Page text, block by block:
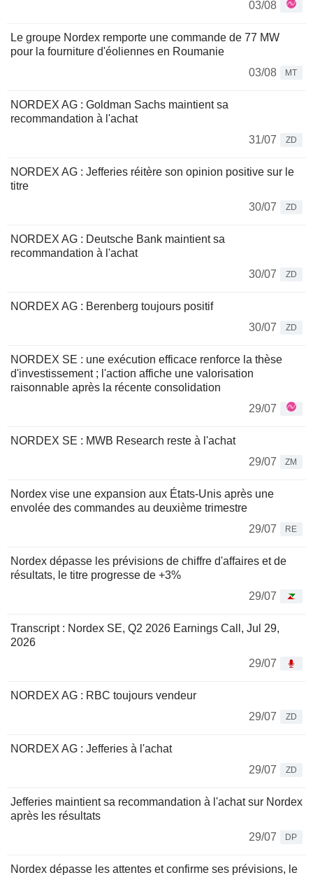
03/08
Le groupe Nordex remporte une commande de 77 MW
pour la fourniture d'éoliennes en Roumanie
03/08
MT
NORDEX AG : Goldman Sachs maintient sa
recommandation à l'achat
31/07
ZD
NORDEX AG : Jefferies réitère son opinion positive sur le
titre
30/07
ZD
NORDEX AG : Deutsche Bank maintient sa
recommandation à l'achat
30/07
ZD
NORDEX AG : Berenberg toujours positif
30/07
ZD
NORDEX SE : une exécution efficace renforce la thèse
d'investissement ; l'action affiche une valorisation
raisonnable après la récente consolidation
29/07
NORDEX SE : MWB Research reste à l'achat
29/07
ZM
Nordex vise une expansion aux États-Unis après une
envolée des commandes au deuxième trimestre
29/07
RE
Nordex dépasse les prévisions de chiffre d'affaires et de
résultats, le titre progresse de +3%
29/07
Transcript : Nordex SE, Q2 2026 Earnings Call, Jul 29,
2026
29/07
NORDEX AG : RBC toujours vendeur
29/07
ZD
NORDEX AG : Jefferies à l'achat
29/07
ZD
Jefferies maintient sa recommandation à l'achat sur Nordex
après les résultats
29/07
DP
Nordex dépasse les attentes et confirme ses prévisions, le